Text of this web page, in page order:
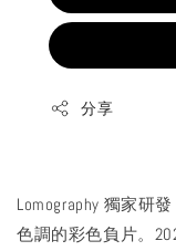
分享
Lomography 獨家研
色調的彩色負片。